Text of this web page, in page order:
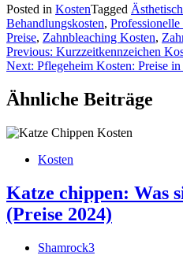
Posted in KostenTagged
Behandlungskosten,
Preise, Zahnbleaching Kosten,
Beitragsnavigation
Previous: Kurzzeitkennzeichen
Next: Pflegeheim Kosten: Preise
Ähnliche Beiträge
Kosten
Katze chippen: Was
(Preise 2024)
Shamrock3